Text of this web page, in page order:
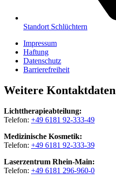
Standort Schlüchtern
Impressum
Haftung
Datenschutz
Barrierefreiheit
Weitere Kontaktdaten
Lichttherapieabteilung:
Telefon: +49 6181 92-333-49
Medizinische Kosmetik:
Telefon: +49 6181 92-333-39
Laserzentrum Rhein-Main:
Telefon: +49 6181 296-960-0